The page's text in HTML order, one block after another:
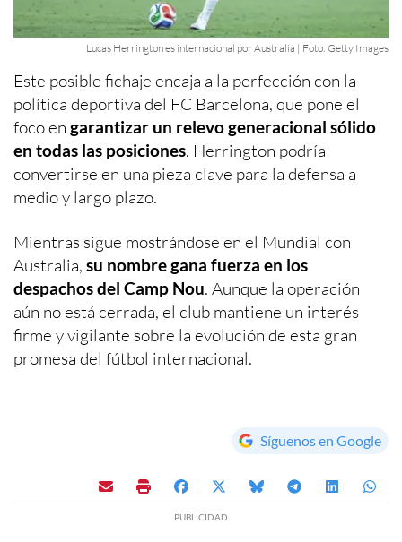
Lucas Herrington es internacional por Australia | Foto: Getty Images
Este posible fichaje encaja a la perfección con la
política deportiva del FC Barcelona, que pone el
foco en garantizar un relevo generacional sólido
en todas las posiciones. Herrington podría
convertirse en una pieza clave para la defensa a
medio y largo plazo.
Mientras sigue mostrándose en el Mundial con
Australia, su nombre gana fuerza en los
despachos del Camp Nou. Aunque la operación
aún no está cerrada, el club mantiene un interés
firme y vigilante sobre la evolución de esta gran
promesa del fútbol internacional.
Síguenos en Google